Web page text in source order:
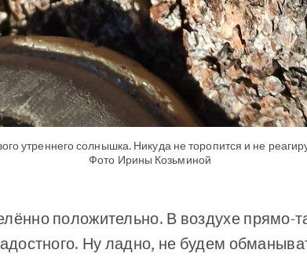
утреннего солнышка. Никуда не торопится и не
Фото Ирины Козьминой
положительно. В воздухе прямо-
Ну ладно, не будем